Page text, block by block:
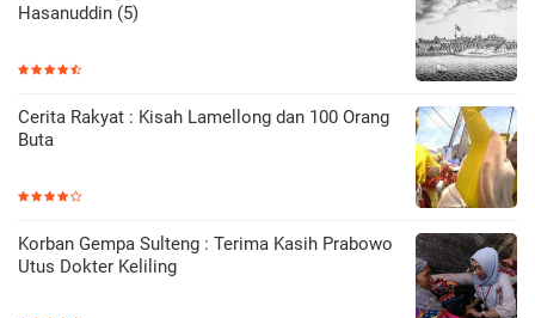
Hasanuddin (5)
Cerita Rakyat : Kisah Lamellong dan 100 Orang
Buta
Korban Gempa Sulteng : Terima Kasih Prabowo
Utus Dokter Keliling